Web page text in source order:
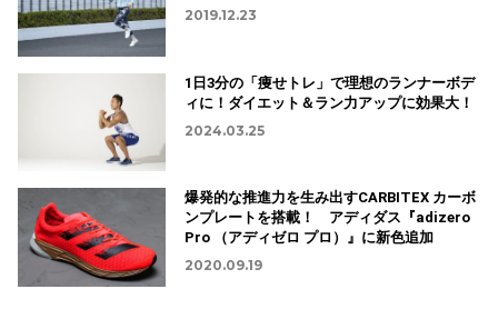
2019.12.23
1日3分の「痩せトレ」で理想のランナーボデ
ィに！ダイエット＆ラン力アップに効果大！
2024.03.25
爆発的な推進力を生み出すCARBITEX カーボ
ンプレートを搭載！ アディダス『adizero
Pro （アディゼロ プロ）』に新色追加
2020.09.19